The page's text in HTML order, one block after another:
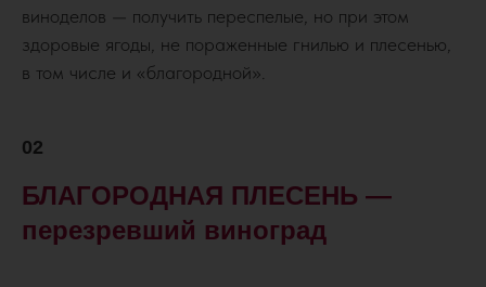
виноделов — получить переспелые, но при этом
здоровые ягоды, не пораженные гнилью и плесенью,
в том числе и «благородной».
02
БЛАГОРОДНАЯ ПЛЕСЕНЬ —
перезревший виноград